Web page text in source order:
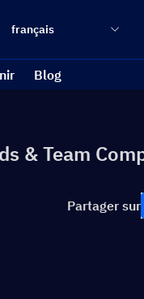
français
Blog
& Team
Partager sur